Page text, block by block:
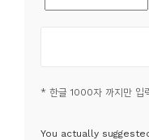
* 한글 1000자 까지만 입
You actually